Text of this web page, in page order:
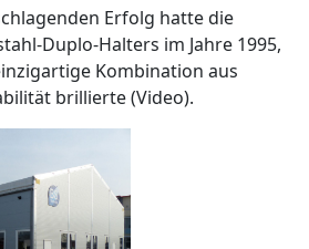
Erfolg hatte die
Duplo-Halters im Jahre 1995,
Kombination aus
brillierte (Video).